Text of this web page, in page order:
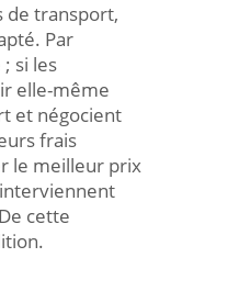
de transport,
Par
si les
elle-même
et négocient
frais
le meilleur prix
cette